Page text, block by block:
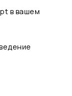
в вашем